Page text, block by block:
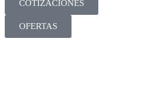
COTIZACIONES
OFERTAS